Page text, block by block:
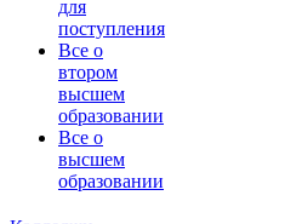
для
поступления
Все о
втором
высшем
образовании
Все о
высшем
образовании